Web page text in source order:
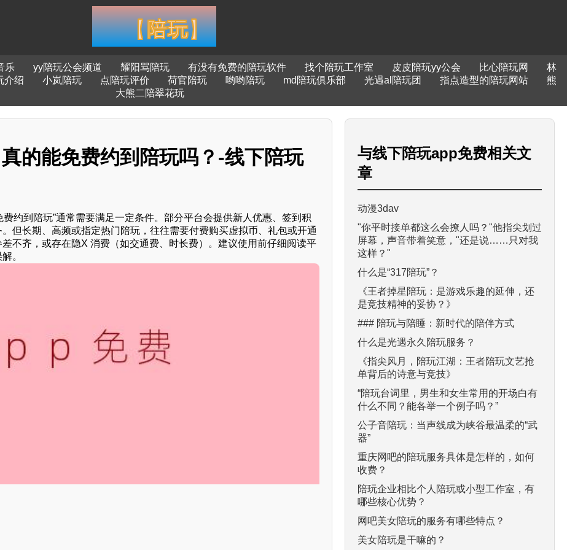
乐 yy陪玩公会频道 耀阳骂陪玩 有没有免费的陪玩软件 找个陪玩工作室 皮皮陪玩yy公会 比心陪玩网
林
介绍 小岚陪玩 点陪玩评价 荷官陪玩 哟哟陪玩 md陪玩俱乐部 光遇al陪玩团 指点造型的陪玩网站
熊
大熊二陪翠花玩
的能免费约到陪玩吗？-线下陪玩
约到陪玩”通常需要满足一定条件。部分平台会提供新人优惠、签到积
但长期、高频或指定热门陪玩，往往需要付费购买虚拟币、礼包或开通
不齐，或存在隐X 消费（如交通费、时长费）。建议使用前仔细阅读平
。
与线下陪玩app免费相关文
章
动漫3dav
"你平时接单都这么会撩人吗？"他指尖划过
屏幕，声音带着笑意，"还是说……只对我
这样？"
什么是“317陪玩”？
《王者掉星陪玩：是游戏乐趣的延伸，还
是竞技精神的妥协？》
### 陪玩与陪睡：新时代的陪伴方式
什么是光遇永久陪玩服务？
《指尖风月，陪玩江湖：王者陪玩文艺抢
单背后的诗意与竞技》
“陪玩台词里，男生和女生常用的开场白有
什么不同？能各举一个例子吗？”
公子音陪玩：当声线成为峡谷最温柔的“武
器”
重庆网吧的陪玩服务具体是怎样的，如何
收费？
陪玩企业相比个人陪玩或小型工作室，有
哪些核心优势？
网吧美女陪玩的服务有哪些特点？
美女陪玩是干嘛的？